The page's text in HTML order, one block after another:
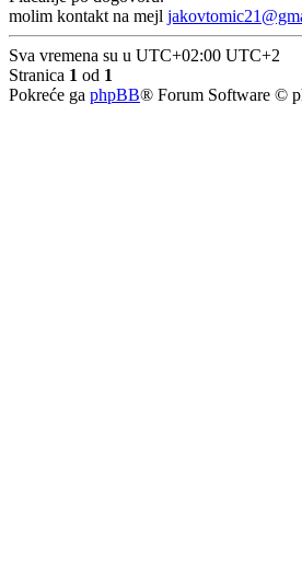
molim kontakt na mejl
Sva vremena su u UTC+02:00 UTC+2
Stranica 1 od 1
Pokreće ga phpBB® Forum Software ©